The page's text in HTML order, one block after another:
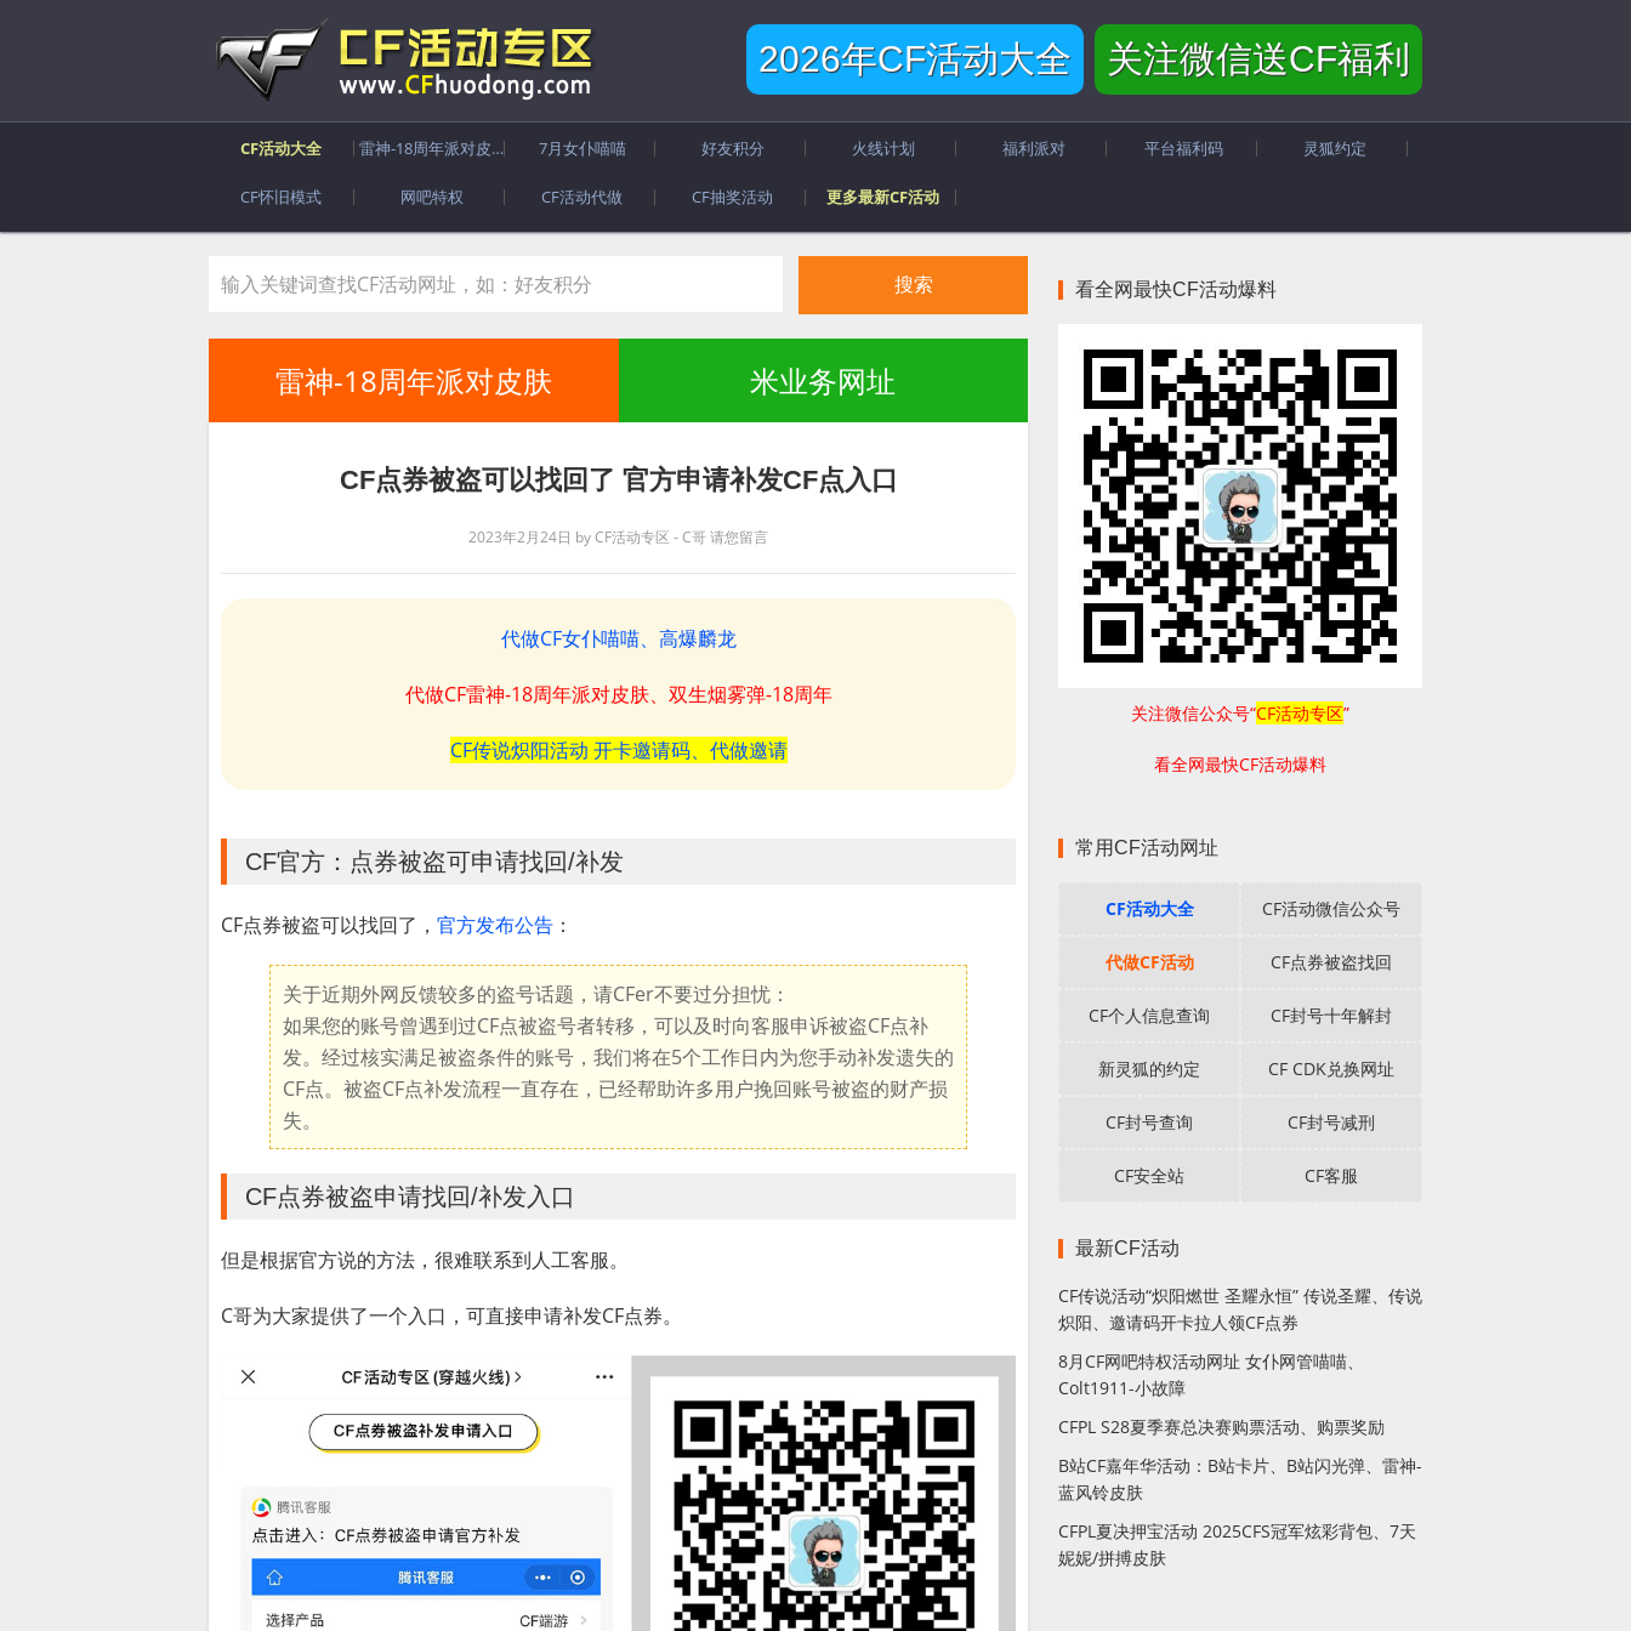
2026年CF活动大全 关注微信送CF福利
CF活动大全 雷神-18周年派对皮肤 7月女仆喵喵 好友积分 火线计划 福利派对 平台福利码 灵狐约定
CF怀旧模式 网吧特权 CF活动代做 CF抽奖活动 更多最新CF活动
雷神-18周年派对皮肤 米业务网址
CF点券被盗可以找回了 官方申请补发CF点入口
2023年2月24日 byCF活动专区 - C哥请您留言
代做CF女仆喵喵、高爆麟龙
代做CF雷神-18周年派对皮肤、双生烟雾弹-18周年
CF传说炽阳活动 开卡邀请码、代做邀请
CF官方：点券被盗可申请找回/补发
CF点券被盗可以找回了， 官方发布公告 ：
关于近期外网反馈较多的盗号话题，请CFer不要过分担忧：
如果您的账号曾遇到过CF点被盗号者转移，可以及时向客服申诉被盗CF点补
发。经过核实满足被盗条件的账号，我们将在5个工作日内为您手动补发遗失的
CF点。被盗CF点补发流程一直存在，已经帮助许多用户挽回账号被盗的财产损
失。
CF点券被盗申请找回/补发入口
但是根据官方说的方法，很难联系到人工客服。
C哥为大家提供了一个入口，可直接申请补发CF点券。
看全网最快CF活动爆料
关注微信公众号“CF活动专区”
看全网最快CF活动爆料
常用CF活动网址
CF活动大全 CF活动微信公众号
代做CF活动 CF点券被盗找回
CF个人信息查询 CF封号十年解封
新灵狐的约定 CF CDK兑换网址
CF封号查询 CF封号减刑
CF安全站 CF客服
最新CF活动
CF传说活动“炽阳燃世 圣耀永恒” 传说圣耀、传说
炽阳、邀请码开卡拉人领CF点券
8月CF网吧特权活动网址 女仆网管喵喵、
Colt1911-小故障
CFPL S28夏季赛总决赛购票活动、购票奖励
B站CF嘉年华活动：B站卡片、B站闪光弹、雷神-
蓝风铃皮肤
CFPL夏决押宝活动 2025CFS冠军炫彩背包、7天
妮妮/拼搏皮肤